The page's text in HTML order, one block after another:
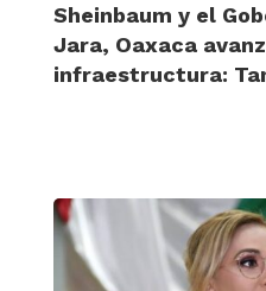
Sheinbaum y el
Jara, Oaxaca
infraestructura: